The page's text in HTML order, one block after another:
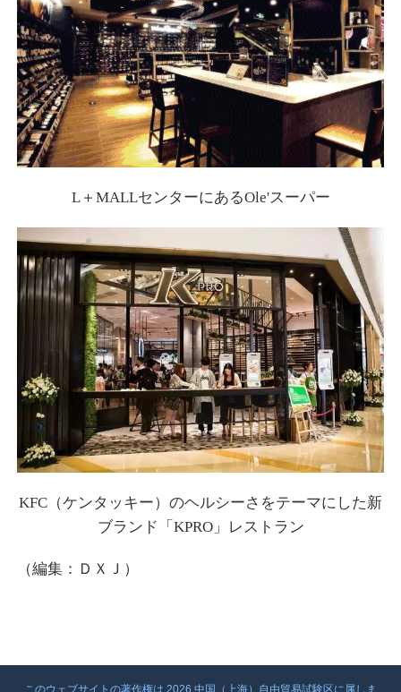
L＋MALLセンターにあるOle'スーパー
KFC（ケンタッキー）のヘルシーさをテーマにした新
ブランド「KPRO」レストラン
（編集：ＤＸＪ）